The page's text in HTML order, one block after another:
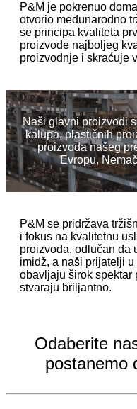
P&M je pokrenuo
otvorio međunarodno
se principa kvaliteta
proizvode najboljeg
proizvodnje i skraćuje
Naši glavni proizvodi
kalupa, plastičnih
proizvoda našeg
Evropu,
P&M se pridržava
i fokus na kvalitetnu
proizvoda, odlučan da
imidž, a naši prijatelji
obavljaju širok spektar
stvaraju briljantno.
Odaberite
postanemo